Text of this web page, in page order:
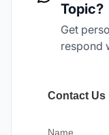
Topic?
Get
respond